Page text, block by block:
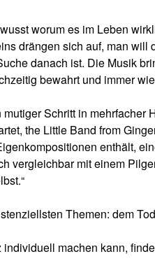
worum es im Leben
drängen sich auf, man will
danach ist. Die Musik
bewahrt und immer
Schritt in mehrfacher
the Little Band from
enthält,
vergleichbar mit einem
Themen: dem
machen kann,